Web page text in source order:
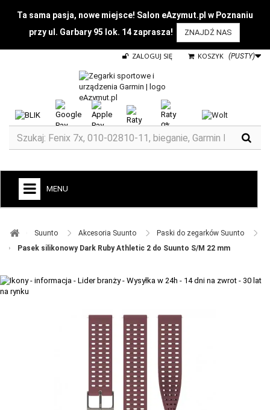
Ta sama pasja, nowe miejsce! Salon eAzymut.pl w Poznaniu
przy ul. Garbary 95 lok. 14 zaprasza!
ZNAJDŹ NAS
KOSZYK (PUSTY)
ZALOGUJ SIĘ
MENU
ZEGARKI DO BIEGANIA
TACX
Suunto ​ Akcesoria Suunto ​
Paski do zegarków Suunto ​
Pasek silikonowy Dark Ruby Athletic 2 do Suunto S/M 22 mm